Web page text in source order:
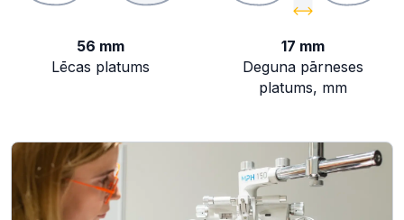
56 mm
Lēcas platums
17 mm
Deguna pārneses
platums, mm